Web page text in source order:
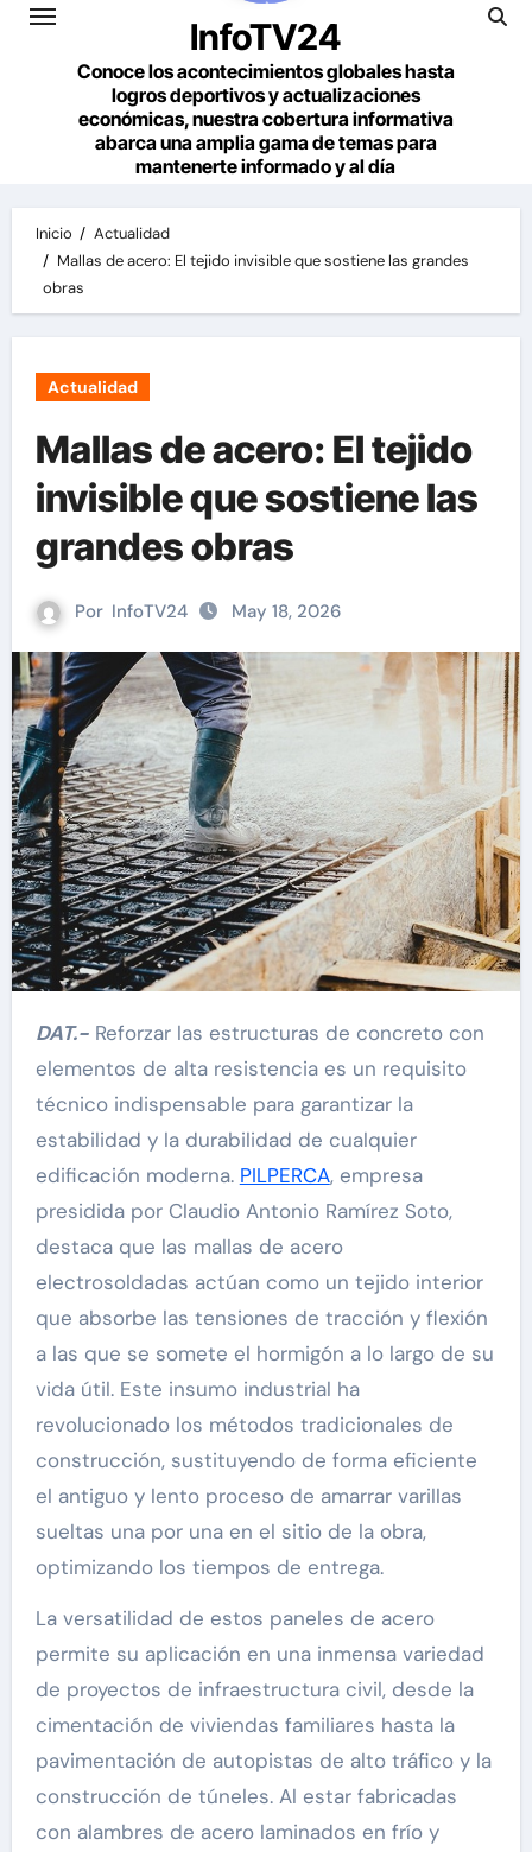
InfoTV24
Conoce los acontecimientos globales hasta
logros deportivos y actualizaciones
económicas, nuestra cobertura informativa
abarca una amplia gama de temas para
mantenerte informado y al día
Inicio
Actualidad
Mallas de acero: El tejido invisible que sostiene las grandes
obras
Actualidad
Mallas de acero: El tejido
invisible que sostiene las
grandes obras
Por InfoTV24 May 18, 2026
DAT.-Reforzar las estructuras de concreto con
elementos de alta resistencia es un requisito
técnico indispensable para garantizar la
estabilidad y la durabilidad de cualquier
edificación moderna. PILPERCA, empresa
presidida por Claudio Antonio Ramírez Soto,
destaca que las mallas de acero
electrosoldadas actúan como un tejido interior
que absorbe las tensiones de tracción y flexión
a las que se somete el hormigón a lo largo de su
vida útil. Este insumo industrial ha
revolucionado los métodos tradicionales de
construcción, sustituyendo de forma eficiente
el antiguo y lento proceso de amarrar varillas
sueltas una por una en el sitio de la obra,
optimizando los tiempos de entrega.
La versatilidad de estos paneles de acero
permite su aplicación en una inmensa variedad
de proyectos de infraestructura civil, desde la
cimentación de viviendas familiares hasta la
pavimentación de autopistas de alto tráfico y la
construcción de túneles. Al estar fabricadas
con alambres de acero laminados en frío y